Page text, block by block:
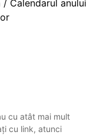
Calendarul anului
cu atât mai mult
cu link, atunci